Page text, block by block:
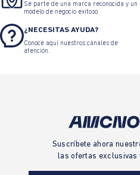
Sé parte de una marca reconocida y un
modelo de negocio exitoso.
¿NECESITAS AYUDA?
Conoce aquí nuestros canales de
atención.
Suscríbete ahora
las ofertas exclusivas